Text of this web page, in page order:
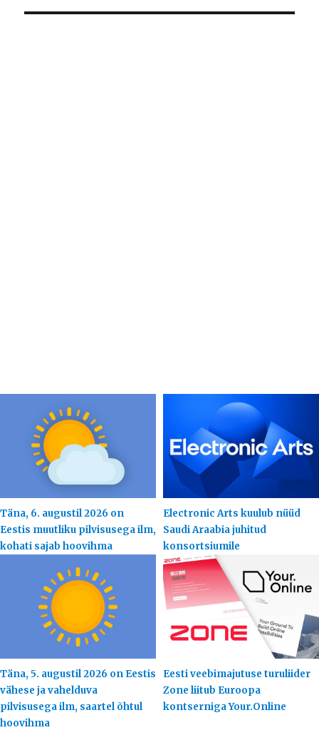
Täna, 6. augustil 2026 on
Eestis muutliku pilvisusega ilm,
kohati sajab hoovihma
Electronic Arts kuulub nüüd
Saudi Araabia juhitud
konsortsiumile
Täna, 5. augustil 2026 on Eestis
vähese ja vahelduva
pilvisusega ilm, saartel õhtul
hoovihma
Eesti veebimajutuse turuliider
Zone liitub Euroopa
kontserniga Your.Online